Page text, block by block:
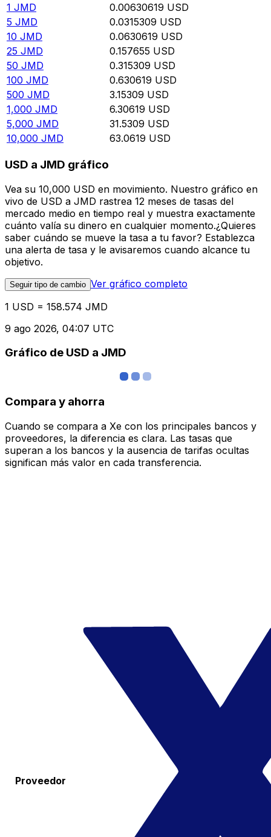
1 JMD 0.00630619 USD
5 JMD 0.0315309 USD
10 JMD 0.0630619 USD
25 JMD 0.157655 USD
50 JMD 0.315309 USD
100 JMD 0.630619 USD
500 JMD 3.15309 USD
1,000 JMD 6.30619 USD
5,000 JMD 31.5309 USD
10,000 JMD 63.0619 USD
USD a JMD gráfico
Vea su 10,000 USD en movimiento. Nuestro gráfico en
vivo de USD a JMD rastrea 12 meses de tasas del
mercado medio en tiempo real y muestra exactamente
cuánto valía su dinero en cualquier momento.¿Quieres
saber cuándo se mueve la tasa a tu favor? Establezca
una alerta de tasa y le avisaremos cuando alcance tu
objetivo.
Seguir tipo de cambio Ver gráfico completo
1 USD = 158.574 JMD
9 ago 2026, 04:07 UTC
Gráfico de USD a JMD
Compara y ahorra
Cuando se compara a Xe con los principales bancos y
proveedores, la diferencia es clara. Las tasas que
superan a los bancos y la ausencia de tarifas ocultas
significan más valor en cada transferencia.
Proveedor